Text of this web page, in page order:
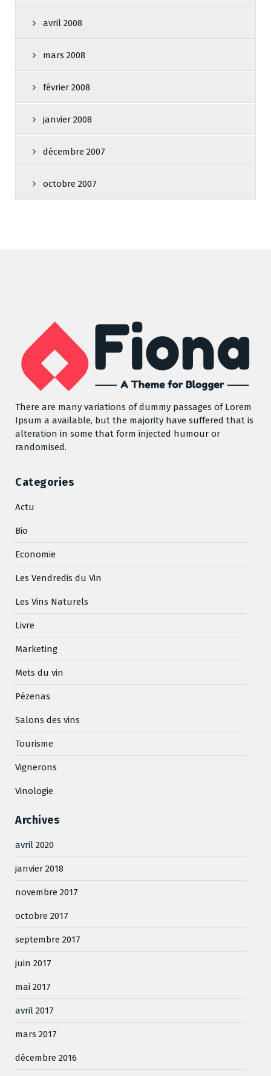
avril 2008
mars 2008
février 2008
janvier 2008
décembre 2007
octobre 2007
There are many variations of dummy passages of Lorem
Ipsum a available, but the majority have suffered that is
alteration in some that form injected humour or
randomised.
Categories
Actu
Bio
Economie
Les Vendredis du Vin
Les Vins Naturels
Livre
Marketing
Mets du vin
Pézenas
Salons des vins
Tourisme
Vignerons
Vinologie
Archives
avril 2020
janvier 2018
novembre 2017
octobre 2017
septembre 2017
juin 2017
mai 2017
avril 2017
mars 2017
décembre 2016